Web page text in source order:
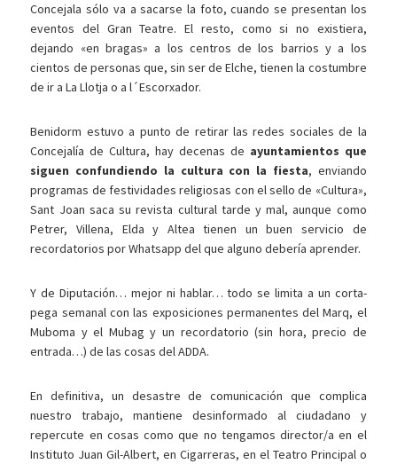
Concejala sólo va a sacarse la foto, cuando se presentan los
eventos del Gran Teatre. El resto, como si no existiera,
dejando «en bragas» a los centros de los barrios y a los
cientos de personas que, sin ser de Elche, tienen la costumbre
de ir a La Llotja o a l´Escorxador.
Benidorm estuvo a punto de retirar las redes sociales de la
Concejalía de Cultura, hay decenas de ayuntamientos que
siguen confundiendo la cultura con la fiesta, enviando
programas de festividades religiosas con el sello de «Cultura»,
Sant Joan saca su revista cultural tarde y mal, aunque como
Petrer, Villena, Elda y Altea tienen un buen servicio de
recordatorios por Whatsapp del que alguno debería aprender.
Y de Diputación… mejor ni hablar… todo se limita a un corta-
pega semanal con las exposiciones permanentes del Marq, el
Muboma y el Mubag y un recordatorio (sin hora, precio de
entrada…) de las cosas del ADDA.
En definitiva, un desastre de comunicación que complica
nuestro trabajo, mantiene desinformado al ciudadano y
repercute en cosas como que no tengamos director/a en el
Instituto Juan Gil-Albert, en Cigarreras, en el Teatro Principal o